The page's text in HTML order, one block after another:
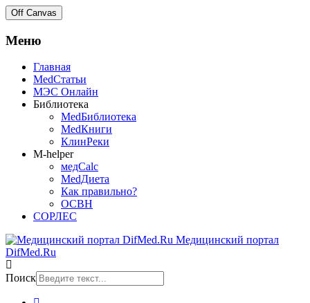
Off Canvas
Меню
Главная
MedСтатьи
МЭС Онлайн
Библиотека
MedБиблиотека
MedКниги
КлинРеки
M-helper
медCalc
MedДиета
Как правильно?
ОСВН
СОРЛЕС
Медицинский портал
DifMed.Ru
Поиск